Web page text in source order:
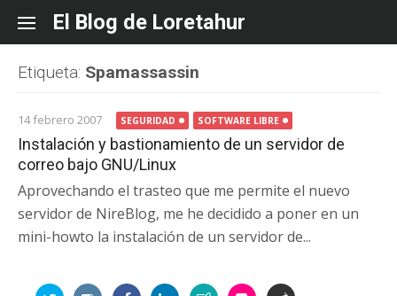
content
El Blog de Loretahur
Etiqueta: Spamassassin
14 febrero 2007 SEGURIDAD SOFTWARE LIBRE
Instalación y bastionamiento de un servidor de
correo bajo GNU/Linux
Aprovechando el trasteo que me permite el nuevo
servidor de NireBlog, me he decidido a poner en un
mini-howto la instalación de un servidor de...